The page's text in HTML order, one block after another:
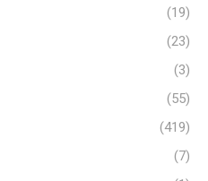
(19)
(23)
(3)
(55)
(419)
(7)